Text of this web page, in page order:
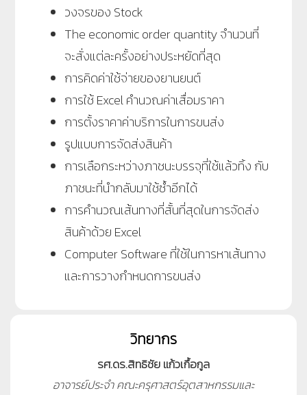
วงจรของ Stock
The economic order quantity จำนวนที่
จะสั่งแต่ละครั้งอย่างประหยัดที่สุด
การคิดค่าใช้จ่ายของยานยนต์
การใช้ Excel คำนวณค่าเสื่อมราคา
การตั้งราคาค่าบริการในการขนส่ง
รูปแบบการจัดส่งสินค้า
การเลือกระหว่างภาชนะบรรจุที่ใช้แล้วทิ้ง กับ
ภาชนะที่นำกลับมาใช้ซ้ำอีกได้
การคำนวณเส้นทางที่สั้นที่สุดในการจัดส่ง
สินค้าด้วย Excel
Computer Software ที่ใช้ในการหาเส้นทาง
และการวางกำหนดการขนส่ง
วิทยากร
รศ.ดร.สิทธิชัย แก้วเกื้อกูล
อาจารย์ประจำ คณะครุศาสตร์อุตสาหกรรมและ